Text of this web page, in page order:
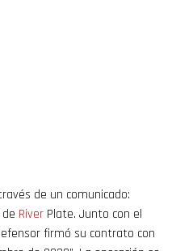
de un comunicado:
River Plate. Junto con el
firmó su contrato con